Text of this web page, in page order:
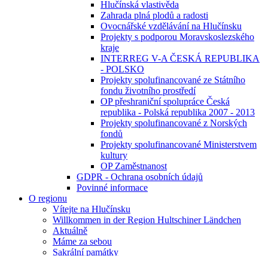
Hlučínská vlastivěda
Zahrada plná plodů a radosti
Ovocnářské vzdělávání na Hlučínsku
Projekty s podporou Moravskoslezského
kraje
INTERREG V-A ČESKÁ REPUBLIKA
- POLSKO
Projekty spolufinancované ze Státního
fondu životního prostředí
OP přeshraniční spolupráce Česká
republika - Polská republika 2007 - 2013
Projekty spolufinancované z Norských
fondů
Projekty spolufinancované Ministerstvem
kultury
OP Zaměstnanost
GDPR - Ochrana osobních údajů
Povinné informace
O regionu
Vítejte na Hlučínsku
Willkommen in der Region Hultschiner Ländchen
Aktuálně
Máme za sebou
Sakrální památky